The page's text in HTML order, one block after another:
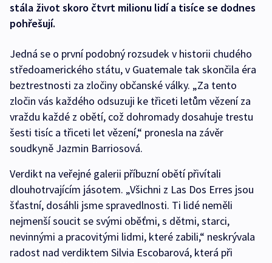
stála život skoro čtvrt milionu lidí a tisíce se dodnes
pohřešují.
Jedná se o první podobný rozsudek v historii chudého
středoamerického státu, v Guatemale tak skončila éra
beztrestnosti za zločiny občanské války. „Za tento
zločin vás každého odsuzuji ke třiceti letům vězení za
vraždu každé z obětí, což dohromady dosahuje trestu
šesti tisíc a třiceti let vězení,“ pronesla na závěr
soudkyně Jazmin Barriosová.
Verdikt na veřejné galerii příbuzní obětí přivítali
dlouhotrvajícím jásotem. „Všichni z Las Dos Erres jsou
šťastní, dosáhli jsme spravedlnosti. Ti lidé neměli
nejmenší soucit se svými oběťmi, s dětmi, starci,
nevinnými a pracovitými lidmi, které zabili,“ neskrývala
radost nad verdiktem Silvia Escobarová, která při